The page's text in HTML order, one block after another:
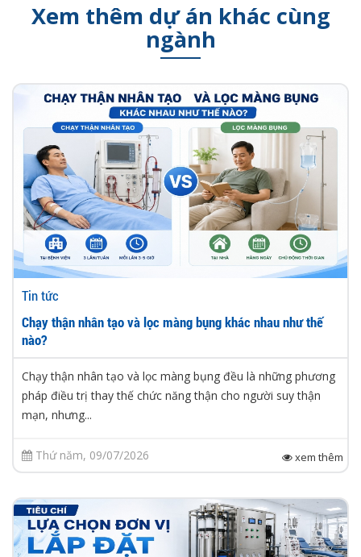
Xem thêm dự án khác cùng
ngành
Tin tức
Chạy thận nhân tạo và lọc màng bụng khác nhau như thế
nào?
Chạy thận nhân tạo và lọc màng bụng đều là những phương
pháp điều trị thay thế chức năng thận cho người suy thận
mạn, nhưng...
Thứ năm, 09/07/2026 xem thêm